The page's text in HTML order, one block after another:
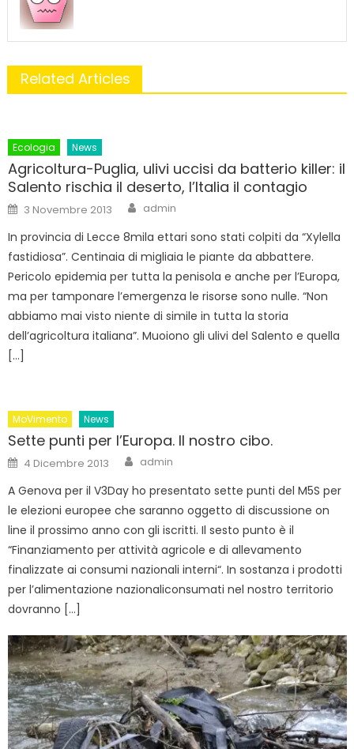
Related Articles
Ecologia News
Agricoltura-Puglia, ulivi uccisi da batterio killer: il
Salento rischia il deserto, l’Italia il contagio
Posted
on
3 Novembre 2013 Author
admin
In provincia di Lecce 8mila ettari sono stati colpiti da “Xylella
fastidiosa”. Centinaia di migliaia le piante da abbattere.
Pericolo epidemia per tutta la penisola e anche per l’Europa,
ma per tamponare l’emergenza le risorse sono nulle. “Non
abbiamo mai visto niente di simile in tutta la storia
dell’agricoltura italiana”. Muoiono gli ulivi del Salento e quella
[…]
MoVimento News
Sette punti per l’Europa. Il nostro cibo.
Posted
on
4 Dicembre 2013 Author
admin
A Genova per il V3Day ho presentato sette punti del M5S per
le elezioni europee che saranno oggetto di discussione on
line il prossimo anno con gli iscritti. Il sesto punto è il
“Finanziamento per attività agricole e di allevamento
finalizzate ai consumi nazionali interni“. In sostanza i prodotti
per l’alimentazione nazionaliconsumati nel nostro territorio
dovranno […]